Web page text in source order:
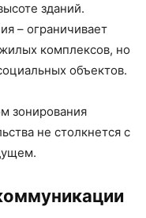
зданий.
– ограничивает
комплексов, но
объектов.
зонирования
не столкнется с